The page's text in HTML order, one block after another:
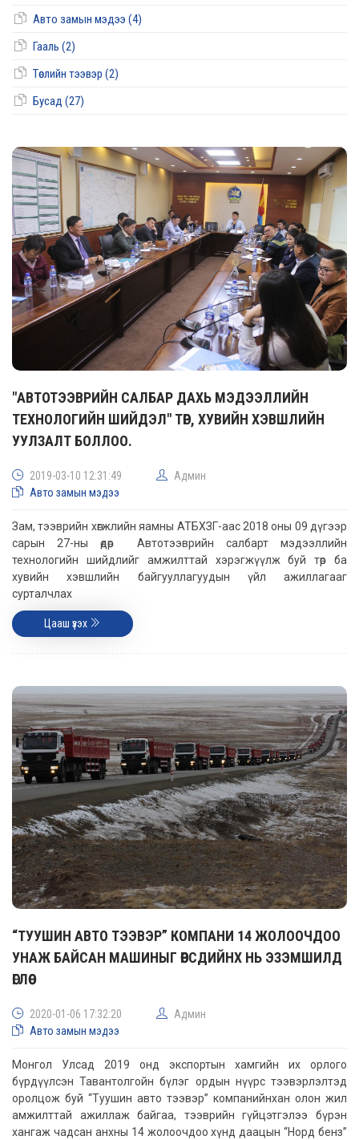
Авто замын мэдээ (4)
Гааль (2)
Төслийн тээвэр (2)
Бусад (27)
"АВТОТЭЭВРИЙН САЛБАР ДАХЬ МЭДЭЭЛЛИЙН
ТЕХНОЛОГИЙН ШИЙДЭЛ" ТӨР, ХУВИЙН ХЭВШЛИЙН
УУЛЗАЛТ БОЛЛОО.
2019-03-10 12:31:49
Админ
Авто замын мэдээ
Зам, тээврийн хөгжлийн яамны АТБХЗГ-аас 2018 оны 09 дүгээр
сарын 27-ны өдөр Автотээврийн салбарт мэдээллийн
технологийн шийдлийг амжилттай хэрэгжүүлж буй төр ба
хувийн хэвшлийн байгууллагуудын үйл ажиллагааг
сурталчлах
Цааш үзэх
“ТУУШИН АВТО ТЭЭВЭР” КОМПАНИ 14 ЖОЛООЧДОО
УНАЖ БАЙСАН МАШИНЫГ ӨӨРСДИЙНХ НЬ ЭЗЭМШИЛД
ӨГЛӨӨ
2020-01-06 17:32:20
Админ
Авто замын мэдээ
Монгол Улсад 2019 онд экспортын хамгийн их орлого
бүрдүүлсэн Тавантолгойн бүлэг ордын нүүрс тээвэрлэлтэд
оролцож буй “Туушин авто тээвэр” компанийнхан олон жил
амжилттай ажиллаж байгаа, тээврийн гүйцэтгэлээ бүрэн
хангаж чадсан анхны 14 жолоочдоо хүнд даацын “Норд бенз”